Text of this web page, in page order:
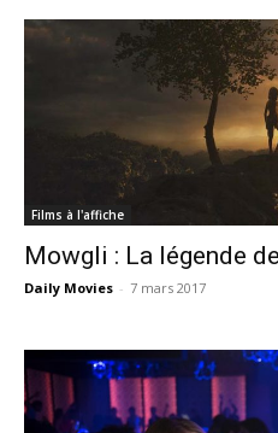
Films à l'affiche
Mowgli : La légende
Daily Movies - 7 mars 2017